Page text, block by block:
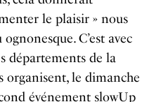
le plaisir » nous
C’est avec
départements de la
organisent, le dimanche
événement slowUp